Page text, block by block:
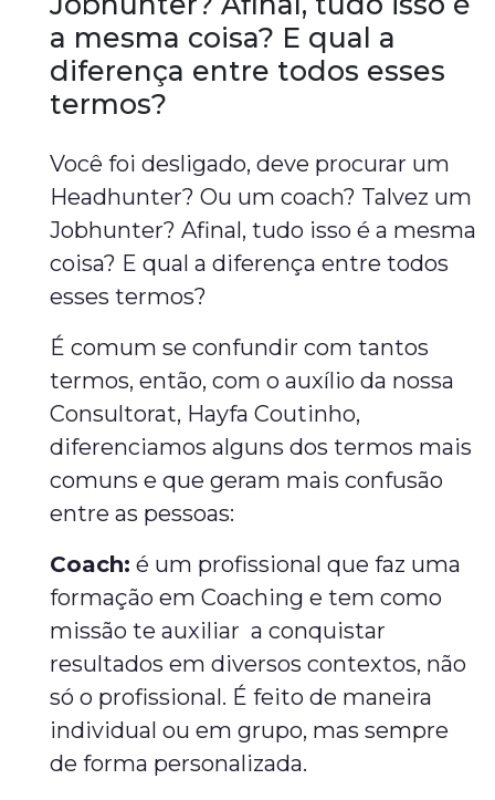
a mesma coisa? E qual a
diferença entre todos esses
termos?
Você foi desligado, deve procurar um
Headhunter? Ou um coach? Talvez um
Jobhunter? Afinal, tudo isso é a mesma
coisa? E qual a diferença entre todos
esses termos?
É comum se confundir com tantos
termos, então, com o auxílio da nossa
Consultorat, Hayfa Coutinho,
diferenciamos alguns dos termos mais
comuns e que geram mais confusão
entre as pessoas:
Coach: é um profissional que faz uma
formação em Coaching e tem como
missão te auxiliar a conquistar
resultados em diversos contextos, não
só o profissional. É feito de maneira
individual ou em grupo, mas sempre
de forma personalizada.